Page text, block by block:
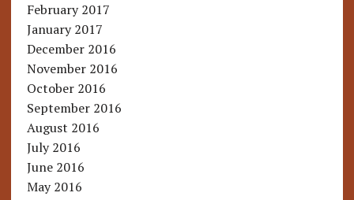
February 2017
January 2017
December 2016
November 2016
October 2016
September 2016
August 2016
July 2016
June 2016
May 2016